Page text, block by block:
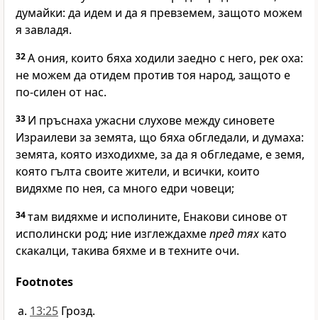
думайки: да идем и да я превземем, защото можем
я завладя.
32А ония, които бяха ходили заедно с него, рекоха:
не можем да отидем против тоя народ, защото е
по-силен от нас.
33 И пръснаха ужасни слухове между синовете
Израилеви за земята, що бяха обгледали, и думаха:
земята, която изходихме, за да я обгледаме, е земя,
която гълта своите жители, и всички, които
видяхме по нея, са много едри човеци;
34там видяхме и исполините, Енакови синове от
исполински род; ние изглеждахмепред тях като
скакалци, такива бяхме и в техните очи.
Footnotes
13:25 Грозд.